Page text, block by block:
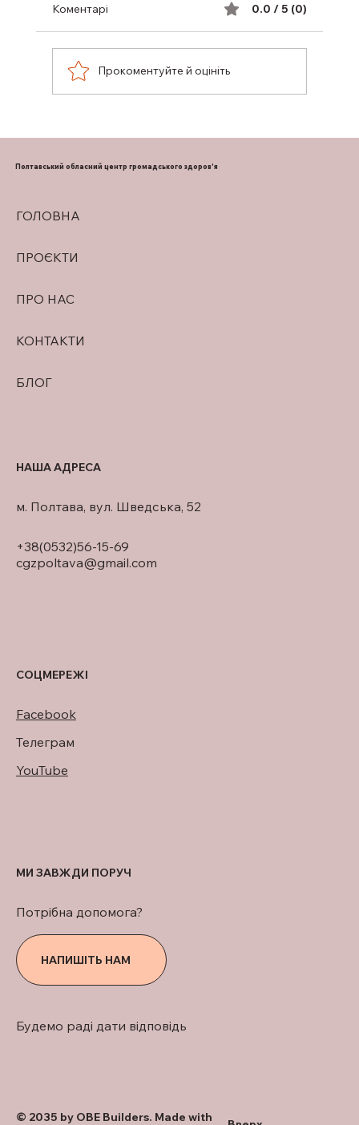
Коментарі 0.0 / 5 (0)
Прокоментуйте й оцініть
ГОЛОВНА
ПРОЄКТИ
ПРО НАС
КОНТАКТИ
БЛОГ
Полтавський обласний центр громадського здоров'я
+38(0532)56-15-69
cgzpoltava@gmail.com
м. Полтава, вул. Шведська, 52
НАША АДРЕСА
СОЦМЕРЕЖІ
Facebook
Телеграм
YouTube
Будемо раді дати відповідь
НАПИШІТЬ НАМ
Потрібна допомога?
МИ ЗАВЖДИ ПОРУЧ
© 2035 by OBE Builders. Made with